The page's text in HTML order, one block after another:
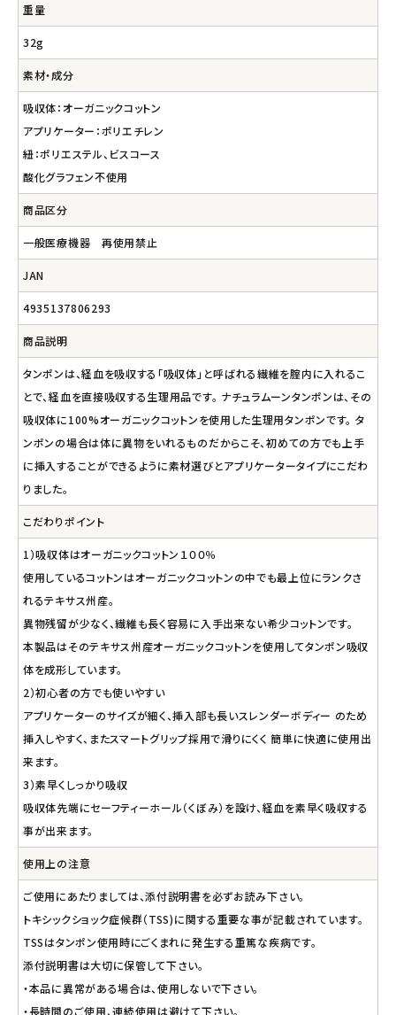
重量
32g
素材・成分
吸収体：オーガニックコットン
アプリケーター：ポリエチレン
紐：ポリエステル、ビスコース
酸化グラフェン不使用
商品区分
一般医療機器 再使用禁止
JAN
4935137806293
商品説明
タンポンは、経血を吸収する「吸収体」と呼ばれる繊維を腟内に入れるこ
とで、経血を直接吸収する生理用品です。 ナチュラムーンタンポンは、その
吸収体に100%オーガニックコットンを使用した生理用タンポンです。 タ
ンポンの場合は体に異物をいれるものだからこそ、初めての方でも上手
に挿入することができるように素材選びとアプリケータータイプにこだわ
りました。
こだわりポイント
1）吸収体はオーガニックコットン１００％
使用しているコットンはオーガニックコットンの中でも最上位にランクさ
れるテキサス州産。
異物残留が少なく、繊維も長く容易に入手出来ない希少コットンです。
本製品はそのテキサス州産オーガニックコットンを使用してタンポン吸収
体を成形しています。
2）初心者の方でも使いやすい
アプリケーターのサイズが細く、挿入部も長いスレンダーボディー のため
挿入しやすく、またスマートグリップ採用で滑りにくく 簡単に快適に使用出
来ます。
3）素早くしっかり吸収
吸収体先端にセーフティーホール（くぼみ）を設け、経血を素早く吸収する
事が出来ます。
使用上の注意
ご使用にあたりましては、添付説明書を必ずお読み下さい。
トキシックショック症候群（TSS)に関する重要な事が記載されています。
TSSはタンポン使用時にごくまれに発生する重篤な疾病です。
添付説明書は大切に保管して下さい。
・本品に異常がある場合は、使用しないで下さい。
・長時間のご使用、連続使用は避けて下さい。